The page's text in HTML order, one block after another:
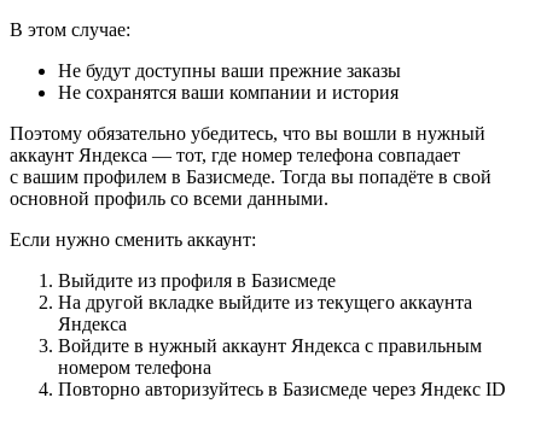
В этом случае:
Не будут доступны ваши прежние заказы
Не сохранятся ваши компании и история
Поэтому обязательно убедитесь, что вы вошли в нужный
аккаунт Яндекса — тот, где номер телефона совпадает
с вашим профилем в Базисмеде. Тогда вы попадёте в свой
основной профиль со всеми данными.
Если нужно сменить аккаунт:
Выйдите из профиля в Базисмеде
На другой вкладке выйдите из текущего аккаунта
Яндекса
Войдите в нужный аккаунт Яндекса с правильным
номером телефона
Повторно авторизуйтесь в Базисмеде через Яндекс ID